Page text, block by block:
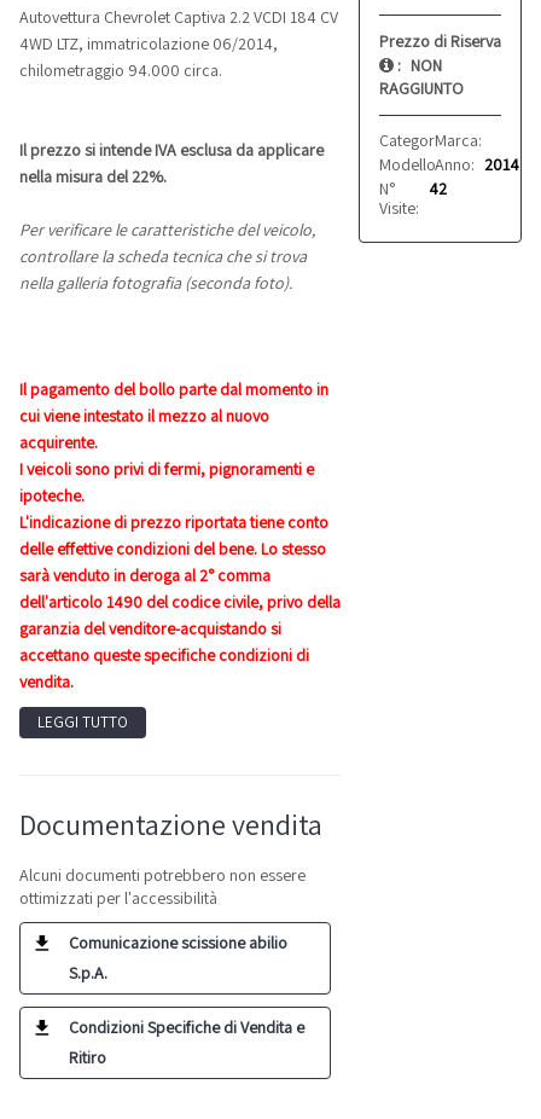
Prezzo di Riserva
: NON
RAGGIUNTO
Categoria: Automobili
Marca:
Modello: Captiva
Anno: 2014
N°
Visite:
42
Autovettura Chevrolet Captiva 2.2 VCDI 184 CV
4WD LTZ, immatricolazione 06/2014,
chilometraggio 94.000 circa.
Il prezzo si intende IVA esclusa da applicare
nella misura del 22%.
Per verificare le caratteristiche del veicolo,
controllare la scheda tecnica che si trova
nella galleria fotografia (seconda foto).
Il pagamento del bollo parte dal momento in
cui viene intestato il mezzo al nuovo
acquirente.
I veicoli sono privi di fermi, pignoramenti e
ipoteche.
L'indicazione di prezzo riportata tiene conto
delle effettive condizioni del bene. Lo stesso
sarà venduto in deroga al 2° comma
dell'articolo 1490 del codice civile, privo della
garanzia del venditore-acquistando si
accettano queste specifiche condizioni di
vendita.
LEGGI TUTTO
Documentazione vendita
Alcuni documenti potrebbero non essere
ottimizzati per l'accessibilità
Comunicazione scissione abilio
S.p.A.
Condizioni Specifiche di Vendita e
Ritiro